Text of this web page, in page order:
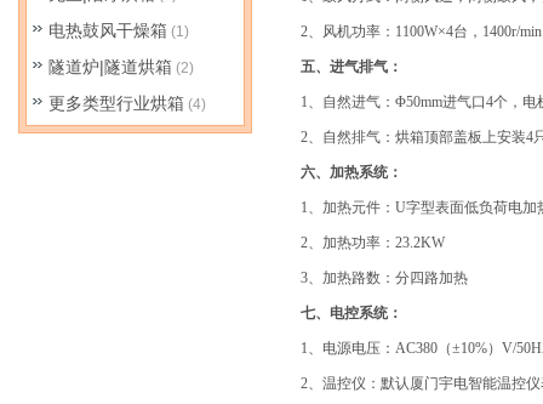
2、风机功率： 1100W×4台， 1400r/min
五、进气排气：
1、自然进气： Φ50mm进气口4个，电
2、自然排气： 烘箱顶部盖板上安装4
六、加热系统：
1、加热元件： U字型表面低负荷电加
2、加热功率： 23.2KW
3、加热路数：分四路加热
七、电控系统：
1、电源电压： AC380 （±10%） V/
2、温控仪： 默认厦门宇电智能温控
电热鼓风干燥箱 (1)
隧道炉|隧道烘箱 (2)
更多类型行业烘箱 (4)